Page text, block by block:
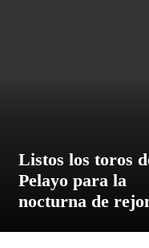
Listos los toros
Pelayo para la
nocturna de